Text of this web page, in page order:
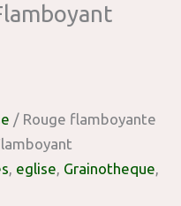
/ Rouge flamboyante
, eglise, Grainotheque,